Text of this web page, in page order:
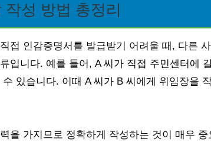
작성 방법 총정리
접 인감증명서를 발급받기 어려울 때, 다른
입니다. 예를 들어, A 씨가 직접 주민센터에
있습니다. 이때 A 씨가 B 씨에게 위임장을
을 가지므로 정확하게 작성하는 것이 매우